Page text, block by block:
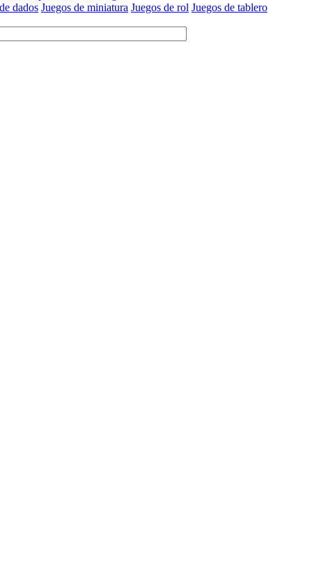
dados Juegos de miniatura Juegos de rol Juegos de tablero